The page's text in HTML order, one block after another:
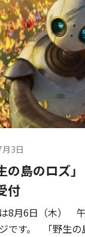
3日
の島のロズ
付
8月6日（木）
です。 「野生の